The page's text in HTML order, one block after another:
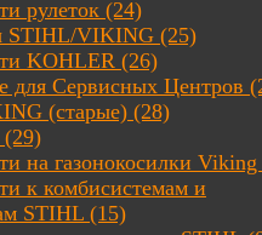
рулеток (24)
STIHL/VIKING (25)
KOHLER (26)
для Сервисных Центров
(старые) (28)
на газонокосилки
к комбисистемам и
STIHL (15)